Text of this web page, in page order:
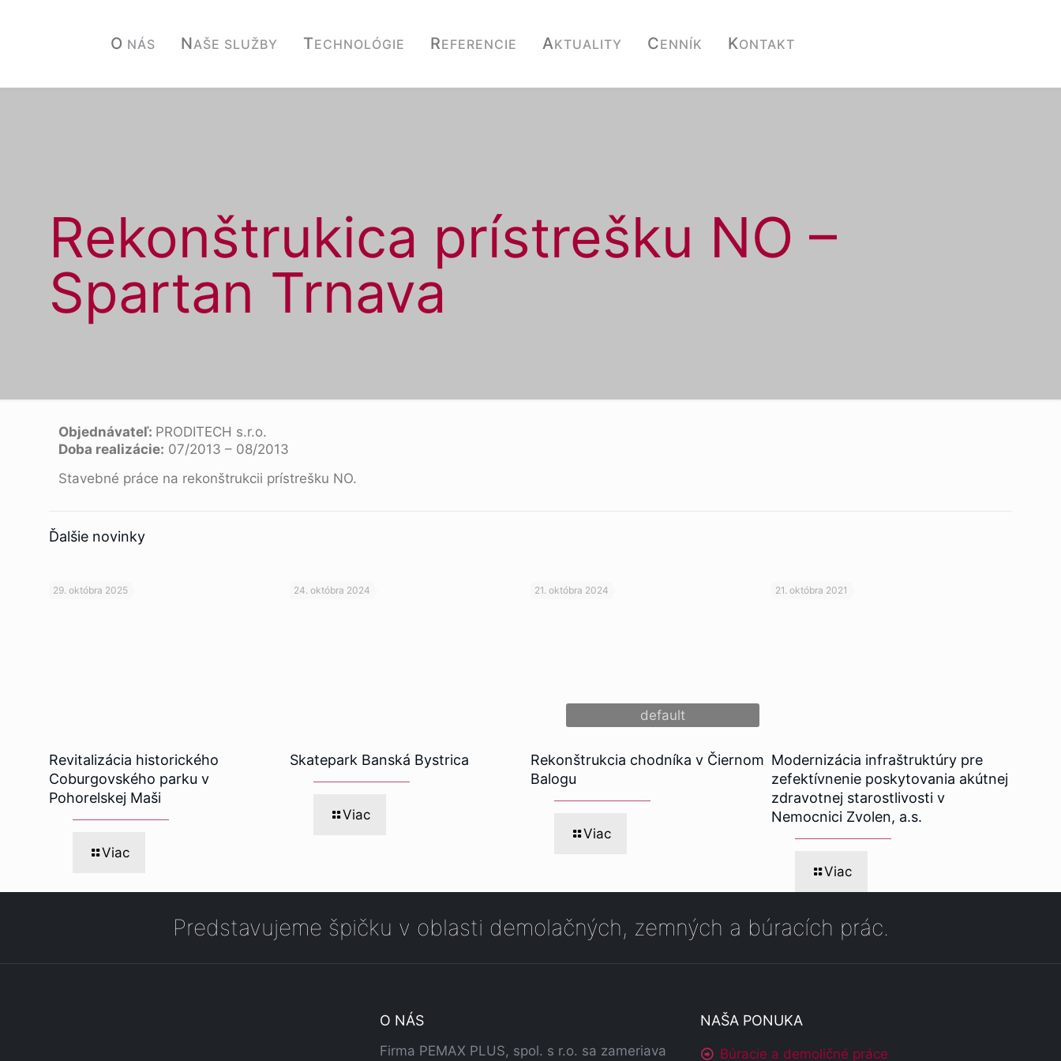
O NÁS NAŠE SLUŽBY TECHNOLÓGIE REFERENCIE AKTUALITY CENNÍK KONTAKT
Rekonštrukica prístrešku NO –
Spartan Trnava
Objednávateľ: PRODITECH s.r.o.
Doba realizácie: 07/2013 – 08/2013
Stavebné práce na rekonštrukcii prístrešku NO.
Ďalšie novinky
29. októbra 2025
Revitalizácia historického
Coburgovského parku v
Pohorelskej Maši
Viac
24. októbra 2024
Skatepark Banská Bystrica
Viac
default
21. októbra 2024
Rekonštrukcia chodníka v Čiernom
Balogu
Viac
21. októbra 2021
Modernizácia infraštruktúry pre
zefektívnenie poskytovania akútnej
zdravotnej starostlivosti v
Nemocnici Zvolen, a.s.
Viac
Predstavujeme špičku v oblasti demolačných, zemných a búracích prác.
O NÁS
Firma PEMAX PLUS, spol. s r.o. sa zameriava
NAŠA PONUKA
Búracie a demoličné práce